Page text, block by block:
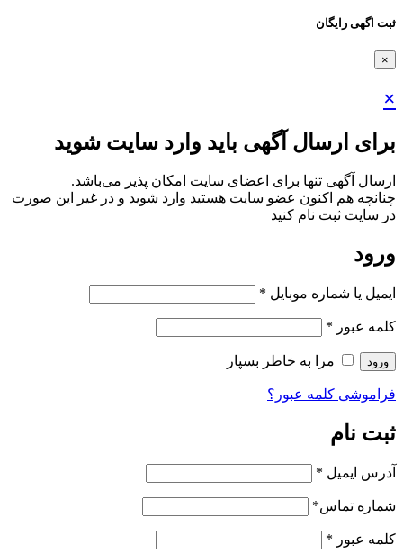
ثبت اگهی رایگان
×
×
برای ارسال آگهی باید وارد سایت شوید
ارسال آگهی تنها برای اعضای سایت امکان پذیر می‌باشد.
چنانچه هم‌ اکنون عضو سایت هستید وارد شوید و در غیر این صورت
در سایت ثبت نام کنید
ورود
ایمیل یا شماره موبایل *
کلمه عبور *
ورود مرا به خاطر بسپار
فراموشی کلمه عبور؟
ثبت نام
آدرس ایمیل *
شماره تماس*
کلمه عبور *